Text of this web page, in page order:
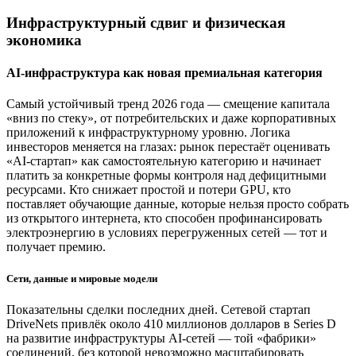
Инфраструктурный сдвиг и физическая
экономика
AI-инфраструктура как новая премиальная категория
Самый устойчивый тренд 2026 года — смещение капитала
«вниз по стеку», от потребительских и даже корпоративных
приложений к инфраструктурному уровню. Логика
инвесторов меняется на глазах: рынок перестаёт оценивать
«AI-стартап» как самостоятельную категорию и начинает
платить за конкретные формы контроля над дефицитными
ресурсами. Кто снижает простой и потери GPU, кто
поставляет обучающие данные, которые нельзя просто собрать
из открытого интернета, кто способен профинансировать
электроэнергию в условиях перегруженных сетей — тот и
получает премию.
Сети, данные и мировые модели
Показательны сделки последних дней. Сетевой стартап
DriveNets привлёк около 410 миллионов долларов в Series D
на развитие инфраструктуры AI-сетей — той «фабрики»
соединений, без которой невозможно масштабировать